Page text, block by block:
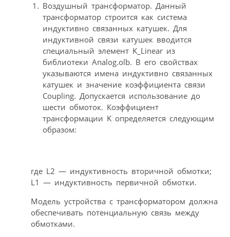
Воздушный трансформатор. Данный
трансформатор строится как система
индуктивно связанных катушек. Для
индуктивной связи катушек вводится
специальный элемент K_Linear из
библиотеки Analog.olb. В его свойствах
указываются имена индуктивно связанных
катушек и значение коэффициента связи
Coupling. Допускается использование до
шести обмоток. Коэффициент
трансформации K определяется следующим
образом:
где L2 — индуктивность вторичной обмотки;
L1 — индуктивность первичной обмотки.
Модель устройства с трансформатором должна
обеспечивать потенциальную связь между
обмотками.